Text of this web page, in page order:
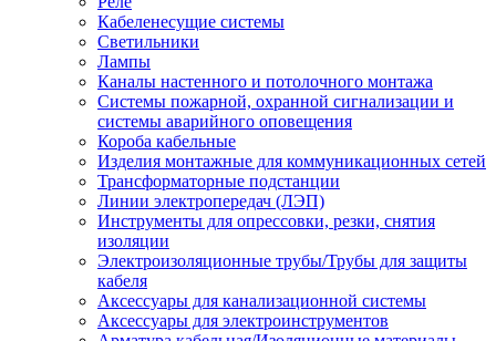
Кабеленесущие системы
Светильники
Лампы
Каналы настенного и потолочного монтажа
Системы пожарной, охранной сигнализации и
системы аварийного оповещения
Короба кабельные
Изделия монтажные для коммуникационных сетей
Трансформаторные подстанции
Линии электропередач (ЛЭП)
Инструменты для опрессовки, резки, снятия
изоляции
Электроизоляционные трубы/Трубы для защиты
кабеля
Аксессуары для канализационной системы
Аксессуары для электроинструментов